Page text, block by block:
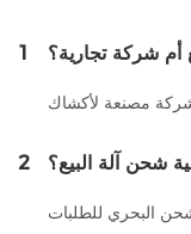
1 أم شركة تجارية؟
2 شحن آلة البيع؟
البحري للطلبات